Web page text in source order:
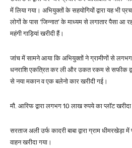
में लिया गया। अभियुक्तों के सहयोगियों द्वारा यह भी
लोगों के पास ‘जिन्नात’ के माध्यम से लगातार पैसा आ
महंगी गाड़ियां खरीदी हैं।
जांच में सामने आया कि अभियुक्तों ने ग्रामीणों से
धनराशि एकत्रित कर ली और उकत रकम से सफीक
से नया मकान व एक बलेनो कार खरीदी गई।
मौ. आरिफ द्वारा लगभग 10 लाख रुपये का प्लॉट खरीदा
सरताज अली उर्फ कादरी बाबा द्वारा ग्राम धीमरखेड़ा
वाहन खरीदा गया।